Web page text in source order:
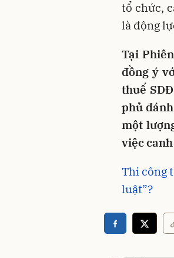
tổ chức,
là động
Tại
đồng ý
thuế
phủ
một
việc
Thi công
luật”?